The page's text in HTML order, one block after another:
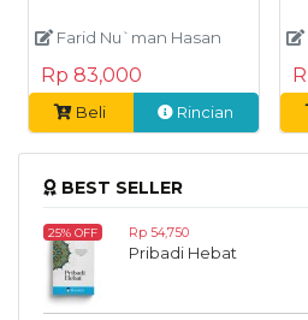
Farid Nu`man Hasan
Rp 83,000
Beli Rincian
BEST SELLER
25% OFF Rp 54,750
Pribadi Hebat